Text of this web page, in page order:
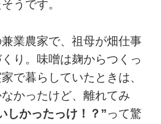
うです。
兼業農家で、祖母が畑仕事
り。味噌は麹からつくっ
で暮らしていたときは、
かったけど、離れてみ
しかったっけ！？”って驚